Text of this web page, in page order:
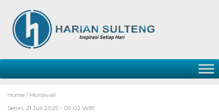
Home / Morowali
Senin, 21 Juli 2025 - 09:02 WIB